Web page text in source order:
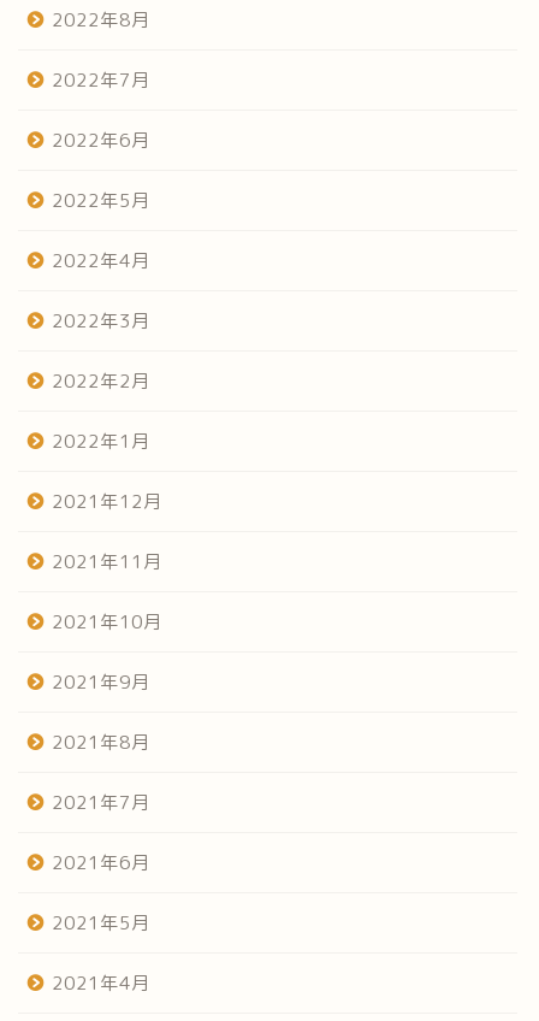
2022年8月
2022年7月
2022年6月
2022年5月
2022年4月
2022年3月
2022年2月
2022年1月
2021年12月
2021年11月
2021年10月
2021年9月
2021年8月
2021年7月
2021年6月
2021年5月
2021年4月